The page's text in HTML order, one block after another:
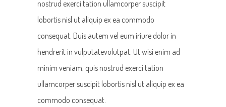
nostrud exerci tation ullamcorper suscipit
lobortis nisl ut aliquip ex ea commodo
consequat. Duis autem vel eum iriure dolor in
hendrerit in vulputatevolutpat. Ut wisi enim ad
minim veniam, quis nostrud exerci tation
ullamcorper suscipit lobortis nisl ut aliquip ex ea
commodo consequat.